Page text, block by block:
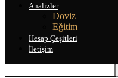
Analizler
Doviz
Eğitim
Hesap Çeşitleri
İletişim